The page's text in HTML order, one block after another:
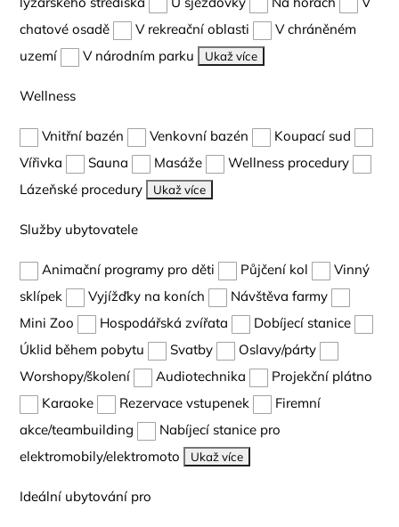
chatové osadě
V rekreační oblasti
V chráněném
uzemí
V národním parku Ukaž více
Wellness
Vnitřní bazén Venkovní bazén
Koupací sud
Vířivka
Sauna Masáže
Wellness procedury
Lázeňské procedury
Ukaž více
Služby ubytovatele
Animační programy pro děti Půjčení kol
Vinný
sklípek
Vyjížďky na koních
Návštěva farmy
Mini Zoo
Hospodářská zvířata
Dobíjecí stanice
Úklid během pobytu
Svatby
Oslavy/párty
Worshopy/školení
Audiotechnika
Projekční plátno
Karaoke
Rezervace vstupenek
Firemní
akce/teambuilding
Nabíjecí stanice pro
elektromobily/elektromoto
Ukaž více
Ideální ubytování pro